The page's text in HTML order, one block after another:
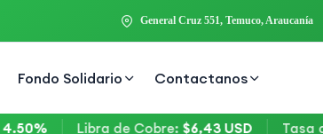
General Cruz 551, Temuco, Araucanía
Fondo Solidario Contactanos
Libra de Cobre : $6,43 USD Tasa de